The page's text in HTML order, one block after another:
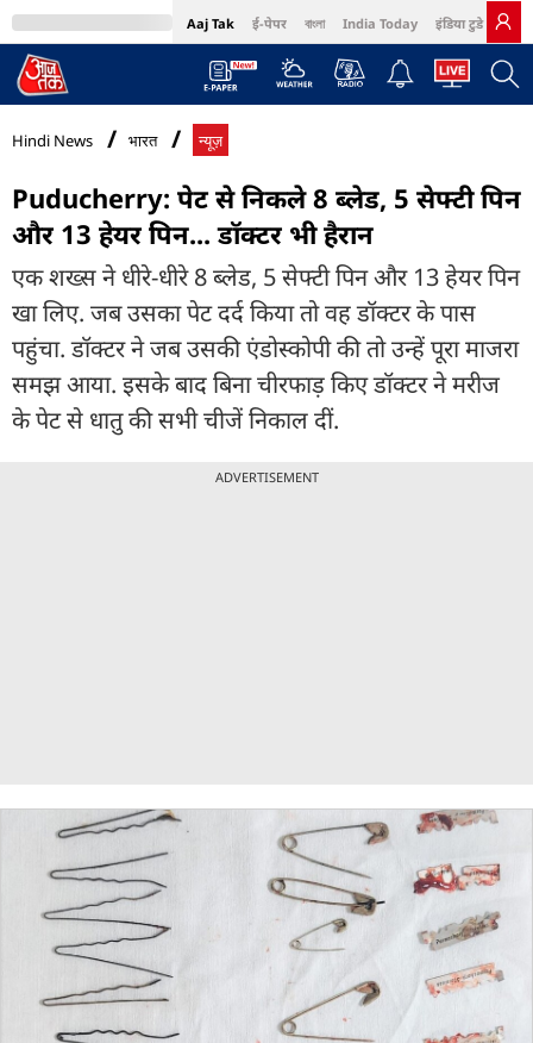
Aaj Tak ई-पेपर বাংলা India Today इंडिया टुडे हिंदी
MumbaiTak Cosmopolitan Harper's Bazaar Northeast
Hindi News भारत न्यूज़
Puducherry: पेट से निकले 8 ब्लेड, 5 सेफ्टी पिन
और 13 हेयर पिन... डॉक्टर भी हैरान
एक शख्स ने धीरे-धीरे 8 ब्लेड, 5 सेफ्टी पिन और 13 हेयर पिन
खा लिए. जब उसका पेट दर्द किया तो वह डॉक्टर के पास
पहुंचा. डॉक्टर ने जब उसकी एंडोस्कोपी की तो उन्हें पूरा माजरा
समझ आया. इसके बाद बिना चीरफाड़ किए डॉक्टर ने मरीज
के पेट से धातु की सभी चीजें निकाल दीं.
ADVERTISEMENT